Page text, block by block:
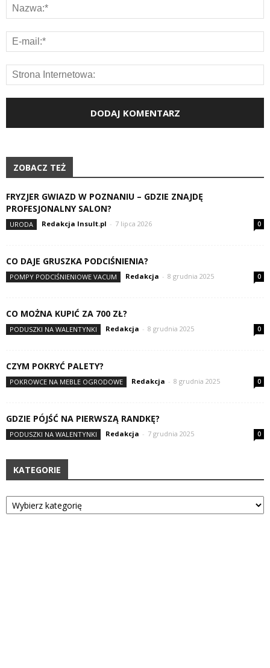
ZOBACZ TEŻ
FRYZJER GWIAZD W POZNANIU – GDZIE ZNAJDĘ
PROFESJONALNY SALON?
URODA Redakcja Insult.pl - 7 lipca 2026 0
CO DAJE GRUSZKA PODCIŚNIENIA?
POMPY PODCIŚNIENIOWE VACUM Redakcja - 8 grudnia 2025 0
CO MOŻNA KUPIĆ ZA 700 ZŁ?
PODUSZKI NA WALENTYNKI Redakcja - 8 grudnia 2025 0
CZYM POKRYĆ PALETY?
POKROWCE NA MEBLE OGRODOWE Redakcja - 8 grudnia 2025 0
GDZIE PÓJŚĆ NA PIERWSZĄ RANDKĘ?
PODUSZKI NA WALENTYNKI Redakcja - 7 grudnia 2025 0
KATEGORIE
Kategorie